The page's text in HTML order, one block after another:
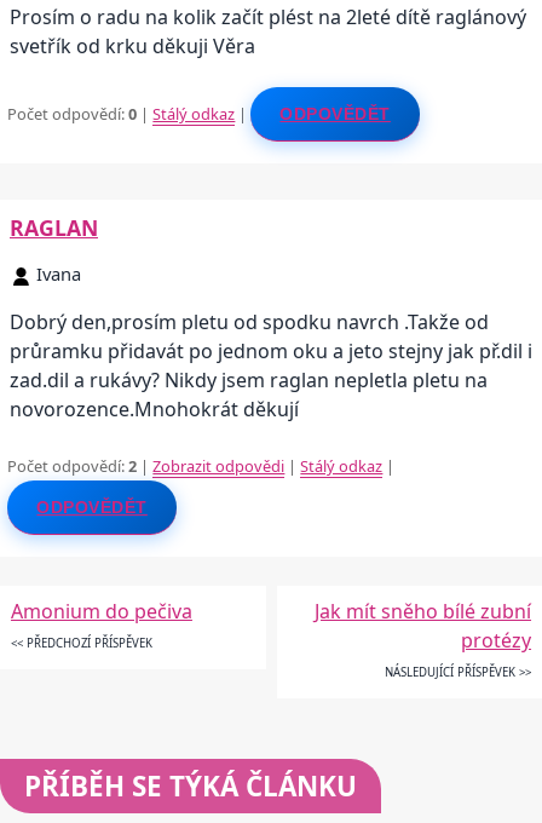
Prosím o radu na kolik začít plést na 2leté dítě raglánový
svetřík od krku děkuji Věra
Počet odpovědí:0 |Stálý odkaz | ODPOVĚDĚT
RAGLAN
Ivana
Dobrý den,prosím pletu od spodku navrch .Takže od
průramku přidavát po jednom oku a jeto stejny jak př.dil i
zad.dil a rukávy? Nikdy jsem raglan nepletla pletu na
novorozence.Mnohokrát děkují
Počet odpovědí:2 |Zobrazit odpovědi |Stálý odkaz |
ODPOVĚDĚT
Amonium do pečiva
<< PŘEDCHOZÍ PŘÍSPĚVEK
Jak mít sněho bílé zubní
protézy
NÁSLEDUJÍCÍ PŘÍSPĚVEK >>
PŘÍBĚH SE TÝKÁ ČLÁNKU